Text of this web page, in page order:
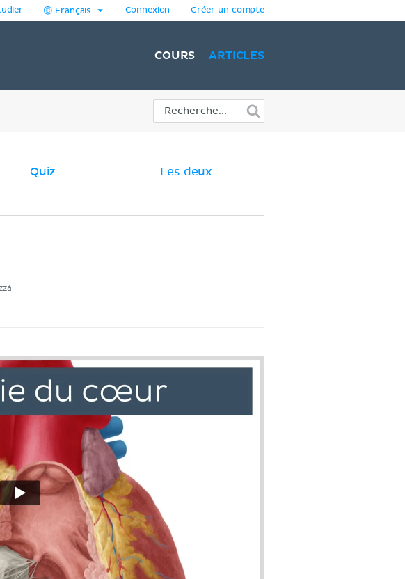
Français Connexion Créer un compte
COURS ARTICLES
Quiz Les deux